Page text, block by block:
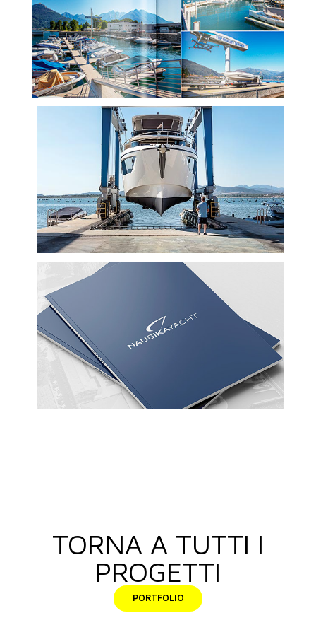
TORNA A TUTTI I
PROGETTI
PORTFOLIO